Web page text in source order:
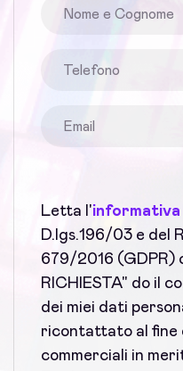
Letta l'
D.lgs.196/03 e del
679/2016 (GDPR)
RICHIESTA" do il
dei miei dati
ricontattato al fine
commerciali in